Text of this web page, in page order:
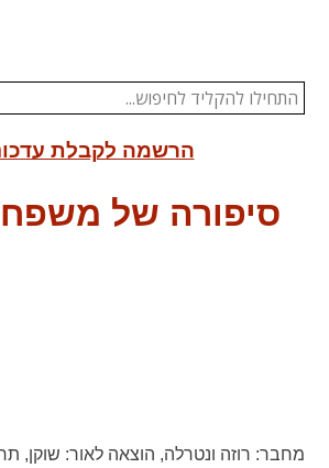
הרשמה לקבלת
סיפורה של
מחבר: רוזה ונטרלה, הוצאה לאור: שוקן,